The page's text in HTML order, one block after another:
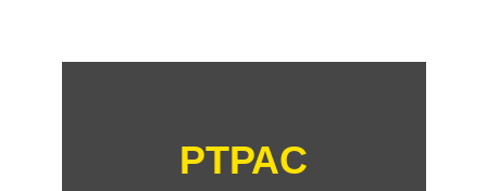
PTPAC